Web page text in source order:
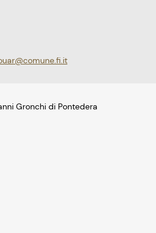
Gronchi di Pontedera